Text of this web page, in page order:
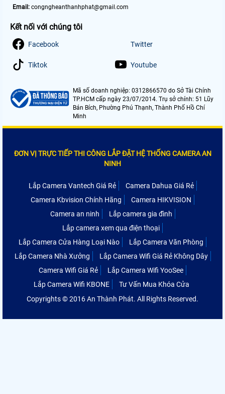
Email: congngheanthanhphat@gmail.com
Kết nối với chúng tôi
Facebook Twitter
Tiktok Youtube
Mã số doanh nghiệp: 0312866570 do Sở Tài Chính
TP.HCM cấp ngày 23/07/2014. Trụ sở chính: 51 Lũy
Bán Bích, Phường Phú Thạnh, Thành Phố Hồ Chí
Minh
ĐƠN VỊ TRỰC TIẾP THI CÔNG LẮP ĐẶT HỆ THỐNG CAMERA AN
NINH
Lắp Camera Vantech Giá Rẻ
Camera Dahua Giá Rẻ
Camera Kbvision Chính Hãng
Camera HIKVISION
Camera an ninh
Lắp camera gia đình
Lắp camera xem qua điện thoại
Lắp Camera Cửa Hàng Loại Nào
Lắp Camera Văn Phòng
Lắp Camera Nhà Xưởng
Lắp Camera Wifi Giá Rẻ Không Dây
Camera Wifi Giá Rẻ
Lắp Camera Wifi YooSee
Lắp Camera Wifi KBONE
Tư Vấn Mua Khóa Cửa
Copyrights © 2016 An Thành Phát. All Rights Reserved.